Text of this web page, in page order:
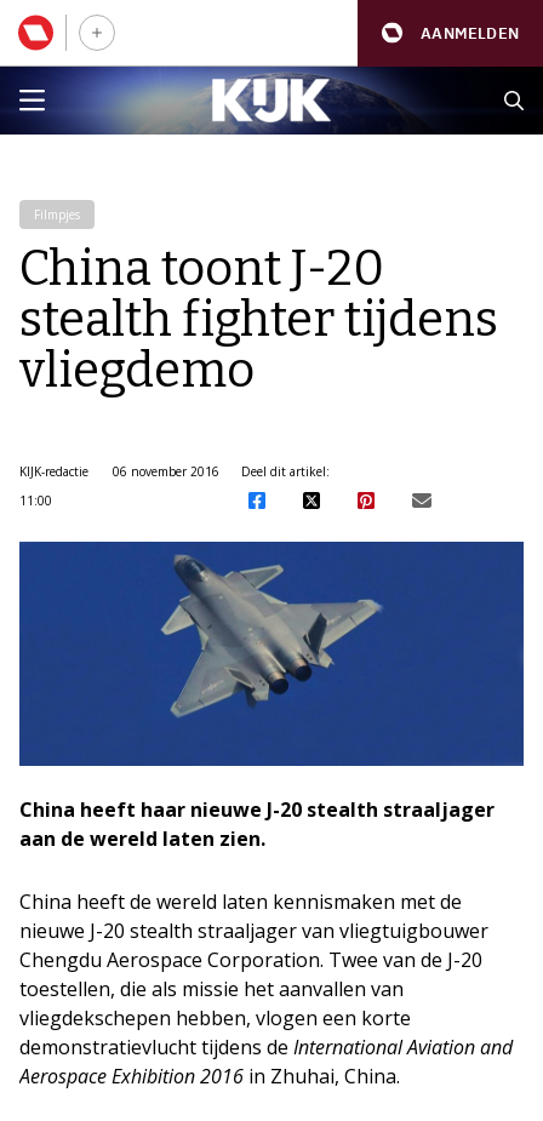
AANMELDEN
Filmpjes
China toont J-20
stealth fighter tijdens
vliegdemo
KIJK-redactie
06 november 2016
11:00
Deel dit artikel:
China heeft haar nieuwe J-20 stealth straaljager
aan de wereld laten zien.
China heeft de wereld laten kennismaken met de
nieuwe J-20 stealth straaljager van vliegtuigbouwer
Chengdu Aerospace Corporation. Twee van de J-20
toestellen, die als missie het aanvallen van
vliegdekschepen hebben, vlogen een korte
demonstratievlucht tijdens de International Aviation and
Aerospace Exhibition 2016 in Zhuhai, China.